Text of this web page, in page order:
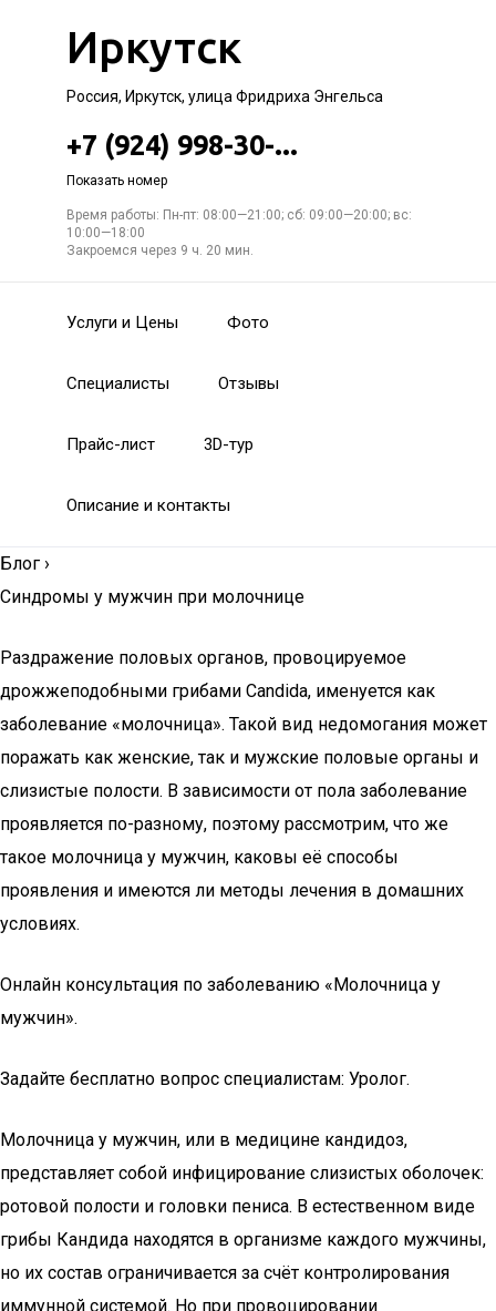
Иркутск
Россия, Иркутск, улица Фридриха Энгельса
+7 (924) 998-30-...
Показать номер
Время работы: Пн-пт: 08:00—21:00; сб: 09:00—20:00; вс:
10:00—18:00
Закроемся через 9 ч. 20 мин.
Услуги и Цены Фото
Специалисты Отзывы
Прайс-лист 3D-тур
Описание и контакты
Блог ›
Синдромы у мужчин при молочнице
Раздражение половых органов, провоцируемое
дрожжеподобными грибами Candida, именуется как
заболевание «молочница». Такой вид недомогания может
поражать как женские, так и мужские половые органы и
слизистые полости. В зависимости от пола заболевание
проявляется по-разному, поэтому рассмотрим, что же
такое молочница у мужчин, каковы её способы
проявления и имеются ли методы лечения в домашних
условиях.
Онлайн консультация по заболеванию «Молочница у
мужчин».
Задайте бесплатно вопрос специалистам: Уролог.
Молочница у мужчин, или в медицине кандидоз,
представляет собой инфицирование слизистых оболочек:
ротовой полости и головки пениса. В естественном виде
грибы Кандида находятся в организме каждого мужчины,
но их состав ограничивается за счёт контролирования
иммунной системой. Но при провоцировании